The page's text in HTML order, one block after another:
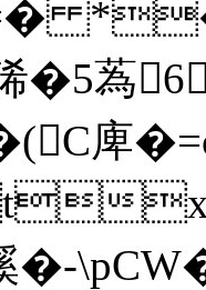
*�5
狶�5蒍
庳
kt
�-